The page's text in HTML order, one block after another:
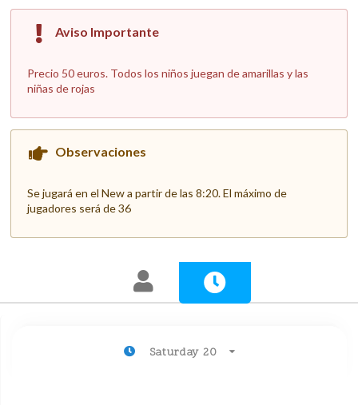
Aviso Importante
Precio 50 euros. Todos los niños juegan de amarillas y las
niñas de rojas
Observaciones
Se jugará en el New a partir de las 8:20. El máximo de
jugadores será de 36
Saturday 20